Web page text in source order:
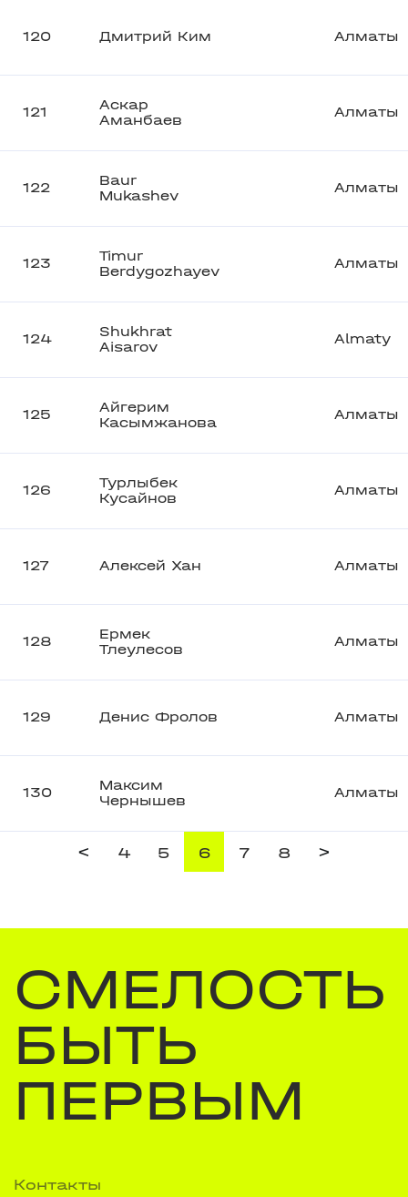
120 Дмитрий Ким Алматы
121
Аскар
Аманбаев
Алматы
122
Baur
Mukashev
Алматы
123
Timur
Berdygozhayev
Алматы
124
Shukhrat
Aisarov
Almaty
125
Айгерим
Касымжанова
Алматы
126
Турлыбек
Кусайнов
Алматы
127 Алексей Хан Алматы
128
Ермек
Тлеулесов
Алматы
129 Денис Фролов Алматы
130
Максим
Чернышев
Алматы
< 4 5 6 7 8 >
СМЕЛОСТЬ
БЫТЬ
ПЕРВЫМ
Контакты